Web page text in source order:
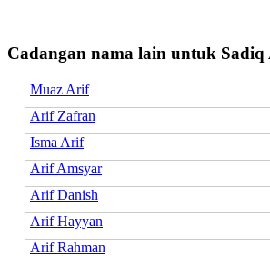
Cadangan nama lain untuk
Muaz Arif
Arif Zafran
Isma Arif
Arif Amsyar
Arif Danish
Arif Hayyan
Arif Rahman